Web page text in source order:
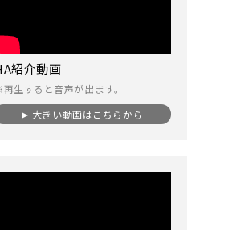
紹介動画
生すると音声が出ます。
大きい動画はこちらから